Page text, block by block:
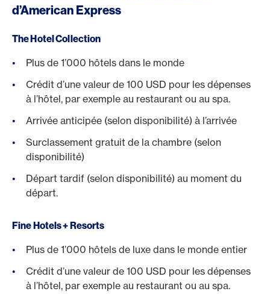
d’American Express
The Hotel Collection
Plus de 1’000 hôtels dans le monde
Crédit d’une valeur de 100 USD pour les dépenses
à l’hôtel, par exemple au restaurant ou au spa.
Arrivée anticipée (selon disponibilité) à l’arrivée
Surclassement gratuit de la chambre (selon
disponibilité)
Départ tardif (selon disponibilité) au moment du
départ.
Fine Hotels + Resorts
Plus de 1’000 hôtels de luxe dans le monde entier
Crédit d’une valeur de 100 USD pour les dépenses
à l’hôtel, par exemple au restaurant ou au spa.